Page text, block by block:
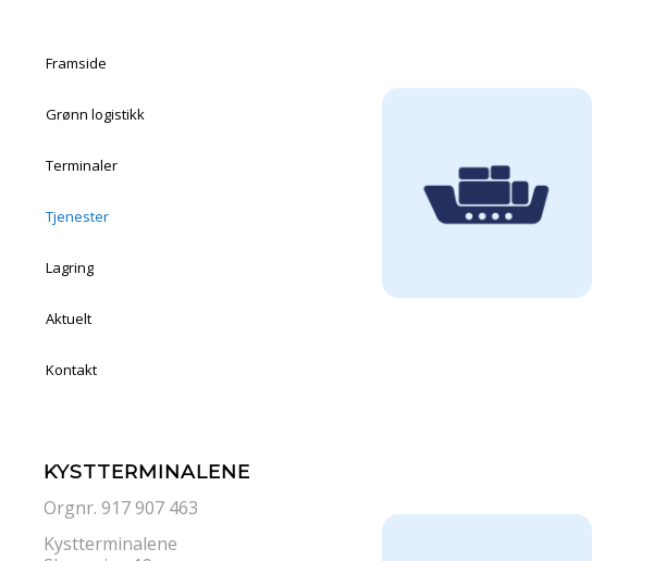
Framside
Grønn logistikk
Terminaler
Tjenester
Lagring
Aktuelt
Kontakt
KYSTTERMINALENE
Orgnr. 917 907 463
Kystterminalene